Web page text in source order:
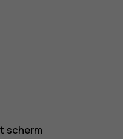
scherm